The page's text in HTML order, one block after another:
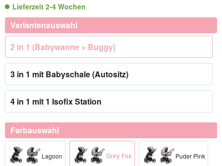
Lieferzeit 2-4 Wochen
Variantenauswahl
2 in 1 (Babywanne + Buggy)
3 in 1 mit Babyschale (Autositz)
4 in 1 mit 1 Isofix Station
Farbauswahl
Lagoon Grey Fox Puder Pink